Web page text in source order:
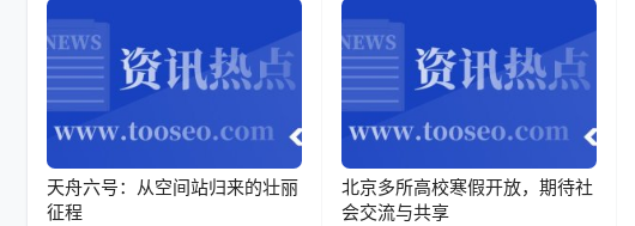
天舟六号：从空间站归来的壮丽
征程
北京多所高校寒假开放，期待社
会交流与共享